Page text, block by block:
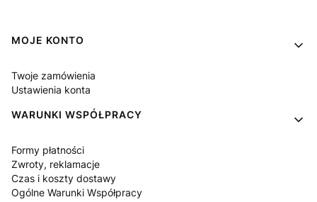
Linki w stopce
MOJE KONTO
Twoje zamówienia
Ustawienia konta
WARUNKI WSPÓŁPRACY
Formy płatności
Zwroty, reklamacje
Czas i koszty dostawy
Ogólne Warunki Współpracy